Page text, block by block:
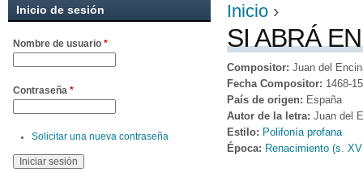
Se encuentra
Inicio ›
SI ABRÁ
Compositor: Juan del
Fecha Compositor: 1468-
País de origen: España
Autor de la letra: Juan del
Estilo: Polifonía profana
Época: Renacimiento (s.
Inicio de sesión
Nombre de usuario *
Contraseña *
Solicitar una nueva contraseña